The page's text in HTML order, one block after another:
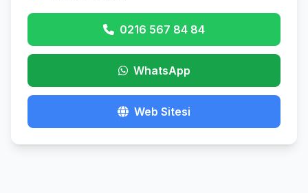
0216 567 84 84
WhatsApp
Web Sitesi